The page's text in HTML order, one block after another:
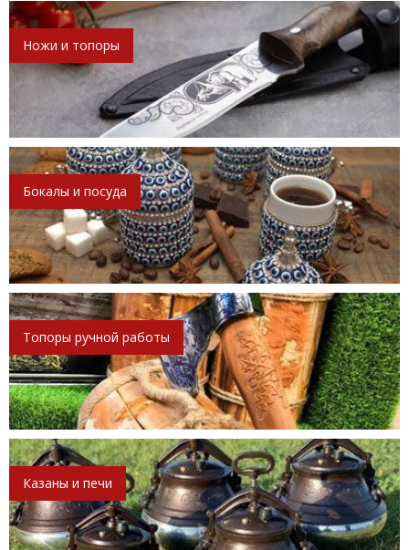
Ножи и топоры
Бокалы и посуда
Топоры ручной работы
Казаны и печи